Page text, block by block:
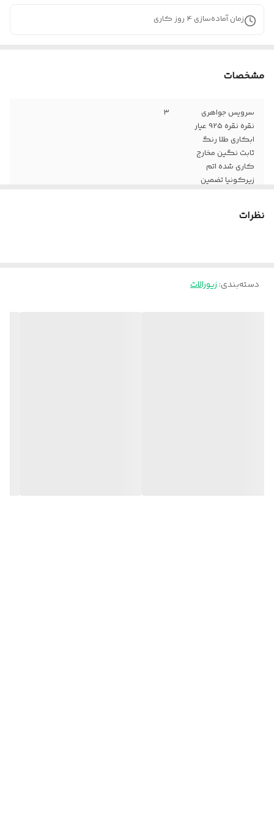
زمان آماده‌سازی 4 روز کاری
مشخصات
سرویس جواهری
نقره نقره 925 عیار
ابکاری طلا رنگ
ثابت نگین مخارج
کاری شده اتم
زیرکونیا تضمین
فروشگاه ارسال
۳
نظرات
دسته‌بندی: زیورالات